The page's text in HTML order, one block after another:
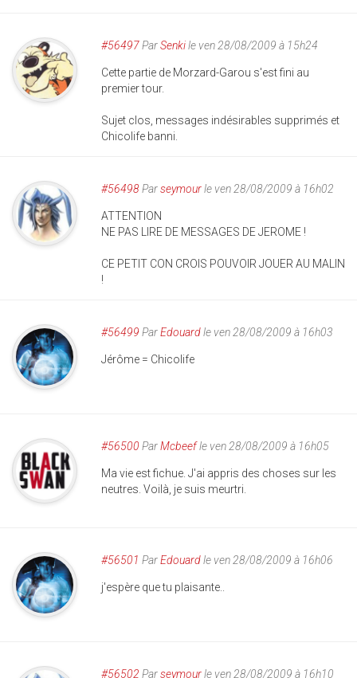
#56497ParSenkile ven 28/08/2009 à 15h24
Cette partie de Morzard-Garou s'est fini au
premier tour.
Sujet clos, messages indésirables supprimés et
Chicolife banni.
#56498Parseymourle ven 28/08/2009 à 16h02
ATTENTION
NE PAS LIRE DE MESSAGES DE JEROME !
CE PETIT CON CROIS POUVOIR JOUER AU MALIN
!
#56499 ParEdouardle ven 28/08/2009 à 16h03
Jérôme = Chicolife
#56500 ParMcbeefle ven 28/08/2009 à 16h05
Ma vie est fichue. J'ai appris des choses sur les
neutres. Voilà, je suis meurtri.
#56501 ParEdouardle ven 28/08/2009 à 16h06
j'espère que tu plaisante..
#56502 Parseymourle ven 28/08/2009 à 16h10